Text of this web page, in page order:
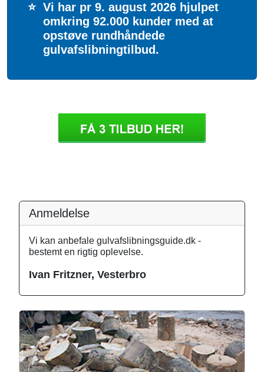
⭐ Vi har pr 9. august 2026 hjulpet
omkring 92.000 kunder med at
opstøve rundhåndede
gulvafslibningtilbud.
Anmeldelse
Vi kan anbefale gulvafslibningsguide.dk -
bestemt en rigtig oplevelse.
Ivan Fritzner, Vesterbro